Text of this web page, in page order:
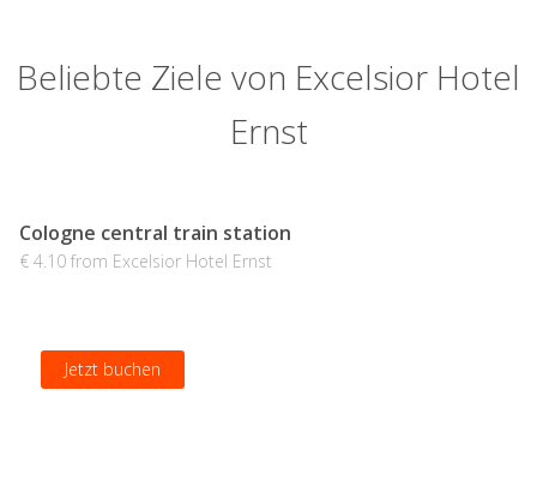
Beliebte Ziele von Excelsior Hotel
Ernst
Cologne central train station
€ 4.10 from Excelsior Hotel Ernst
Jetzt buchen